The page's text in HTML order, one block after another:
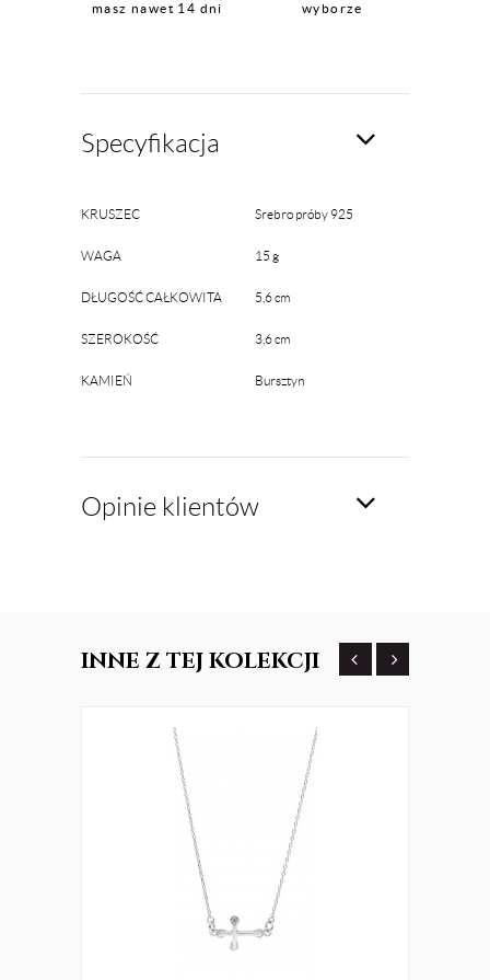
masz nawet 14 dni
wyborze
Specyfikacja
KRUSZEC Srebro próby 925
WAGA 15 g
DŁUGOŚĆ CAŁKOWITA 5,6 cm
SZEROKOŚĆ 3,6 cm
KAMIEŃ Bursztyn
Opinie klientów
INNE Z TEJ KOLEKCJI